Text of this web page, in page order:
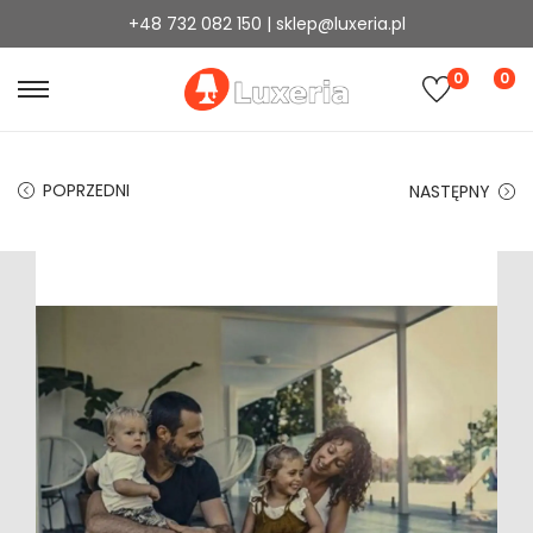
+48 732 082 150 | sklep@luxeria.pl
0 0
POPRZEDNI NASTĘPNY